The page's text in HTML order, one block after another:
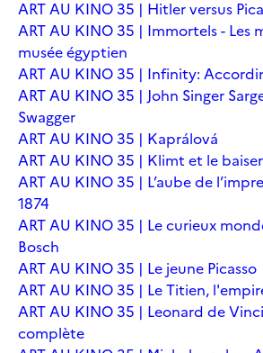
ART AU KINO 35 | Hitler versus
ART AU KINO 35 | Immortels - Les
musée égyptien
ART AU KINO 35 | Infinity:
ART AU KINO 35 | John Singer
Swagger
ART AU KINO 35 | Kaprálová
ART AU KINO 35 | Klimt et le baiser
ART AU KINO 35 | L’aube de
1874
ART AU KINO 35 | Le curieux
Bosch
ART AU KINO 35 | Le jeune Picasso
ART AU KINO 35 | Le Titien,
ART AU KINO 35 | Leonard de
complète